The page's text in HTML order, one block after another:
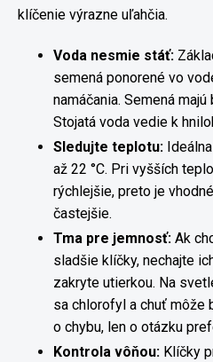
klíčenie výrazne uľahčia.
Voda nesmie stáť:
semená ponorené vo
namáčania. Semená
Stojatá voda vedie k
Sledujte teplotu:
až 22 °C. Pri vyšších
rýchlejšie, preto je
častejšie.
Tma pre jemnosť: Ak
sladšie klíčky, nechajte
zakryte utierkou. Na
sa chlorofyl a chuť môže
o chybu, len o otázku
Kontrola vôňou: Klíčky